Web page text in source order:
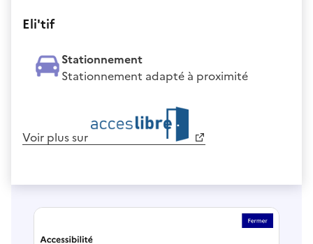
Eli'tif
Stationnement
Stationnement adapté à proximité
Voir plus sur